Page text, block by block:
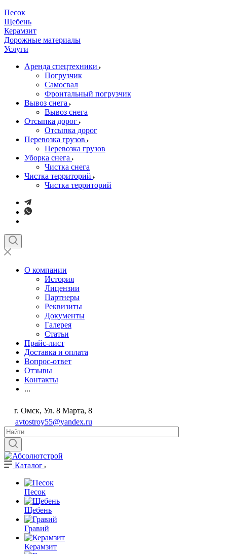
Песок
Щебень
Керамзит
Дорожные материалы
Услуги
Аренда спецтехники
Погрузчик
Самосвал
Фронтальный погрузчик
Вывоз снега
Вывоз снега
Отсыпка дорог
Отсыпка дорог
Перевозка грузов
Перевозка грузов
Уборка снега
Чистка снега
Чистка территорий
Чистка территорий
О компании
История
Лицензии
Партнеры
Реквизиты
Документы
Галерея
Статьи
Прайс-лист
Доставка и оплата
Вопрос-ответ
Отзывы
Контакты
...
г. Омск, Ул. 8 Марта, 8
avtostroy55@yandex.ru
Каталог
Песок
Щебень
Гравий
Керамзит